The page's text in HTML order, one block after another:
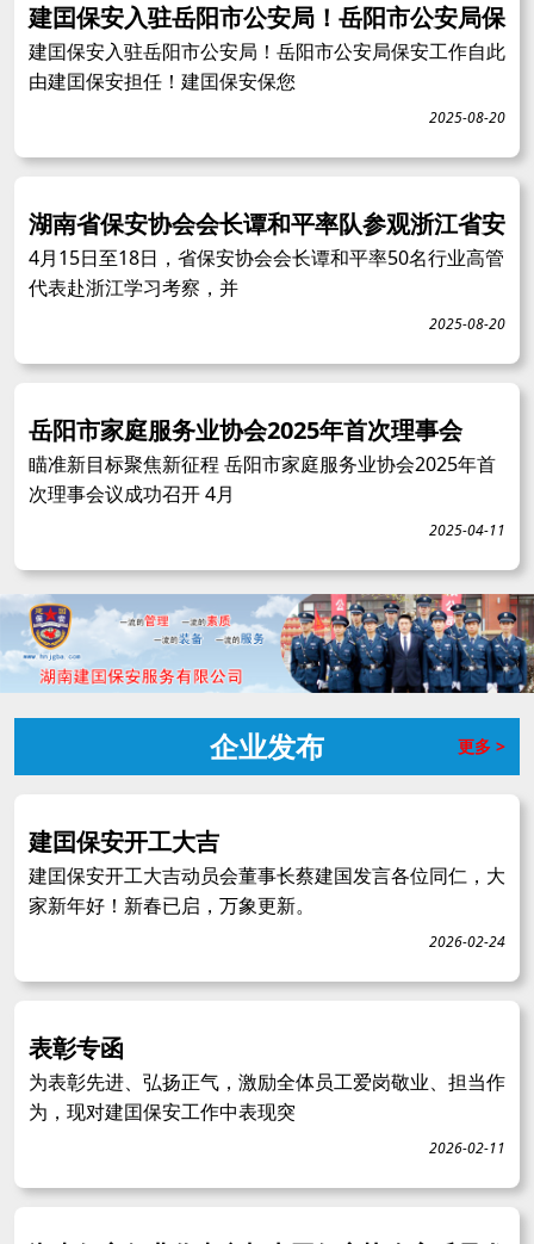
建囯保安入驻岳阳市公安局！岳阳市公安局保
建囯保安入驻岳阳市公安局！岳阳市公安局保安工作自此
由建囯保安担任！建囯保安保您
2025-08-20
湖南省保安协会会长谭和平率队参观浙江省安
4月15日至18日，省保安协会会长谭和平率50名行业高管
代表赴浙江学习考察，并
2025-08-20
岳阳市家庭服务业协会2025年首次理事会
瞄准新目标聚焦新征程 岳阳市家庭服务业协会2025年首
次理事会议成功召开 4月
2025-04-11
企业发布 更多 >
建囯保安开工大吉
建囯保安开工大吉动员会董事长蔡建国发言各位同仁，大
家新年好！新春已启，万象更新。
2026-02-24
表彰专函
为表彰先进、弘扬正气，激励全体员工爱岗敬业、担当作
为，现对建囯保安工作中表现突
2026-02-11